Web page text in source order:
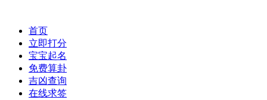
首页
立即打分
宝宝起名
免费算卦
吉凶查询
在线求签